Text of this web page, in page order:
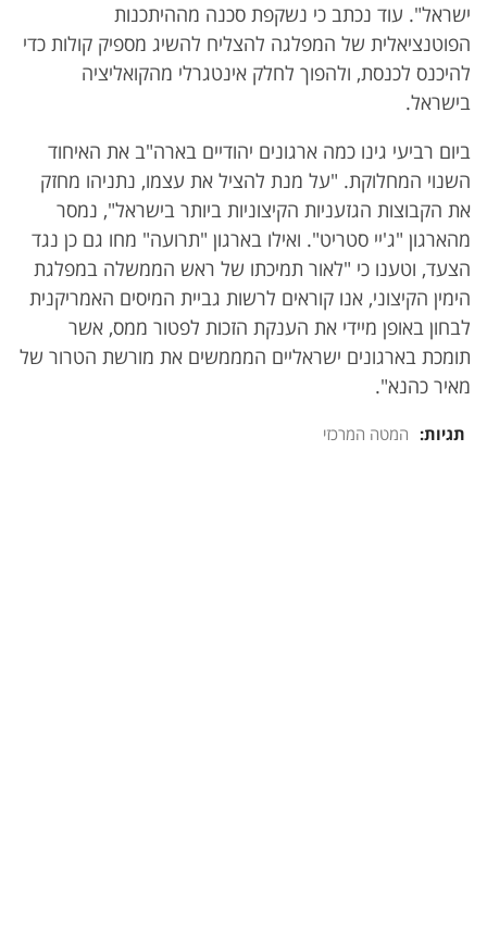
ישראל". עוד נכתב כי נשקפת סכנה מההיתכנות
הפוטנציאלית של המפלגה להצליח להשיג מספיק קולות כדי
להיכנס לכנסת, ולהפוך לחלק אינטגרלי מהקואליציה
בישראל.
ביום רביעי גינו כמה ארגונים יהודיים בארה"ב את האיחוד
השנוי המחלוקת. "על מנת להציל את עצמו, נתניהו מחזק
את הקבוצות הגזעניות הקיצוניות ביותר בישראל", נמסר
מהארגון "ג'יי סטריט". ואילו בארגון "תרועה" מחו גם כן נגד
הצעד, וטענו כי "לאור תמיכתו של ראש הממשלה במפלגת
הימין הקיצוני, אנו קוראים לרשות גביית המיסים האמריקנית
לבחון באופן מיידי את הענקת הזכות לפטור ממס, אשר
תומכת בארגונים ישראליים המממשים את מורשת הטרור של
מאיר כהנא".
תגיות: המטה המרכזי